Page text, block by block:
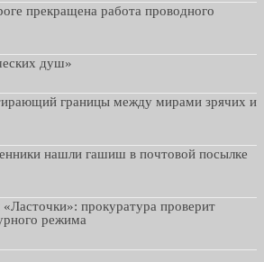
прекращена работа проводного
душ»
границы между мирами зрячих и
нашли гашиш в почтовой посылке
прокуратура проверит
режима